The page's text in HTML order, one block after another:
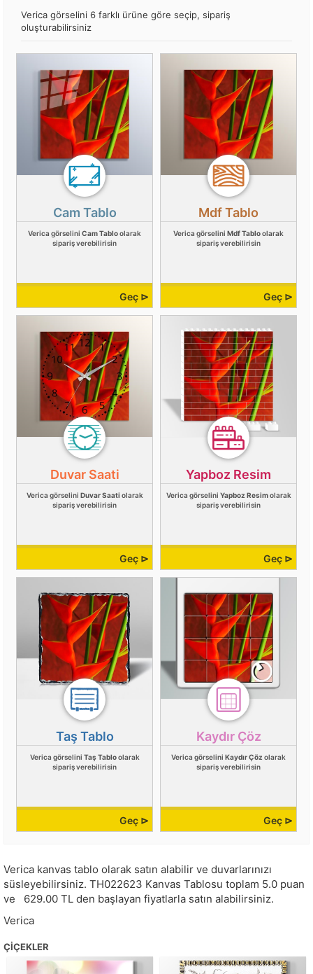
Verica görselini 6 farklı ürüne göre seçip, sipariş
oluşturabilirsiniz
Cam Tablo
Verica görselini Cam Tabloolarak
sipariş verebilirisin
Geç ⊳
Mdf Tablo
Verica görselini Mdf Tabloolarak
sipariş verebilirisin
Geç ⊳
Duvar Saati
Verica görselini Duvar Saati olarak
sipariş verebilirisin
Geç ⊳
Yapboz Resim
Verica görselini Yapboz Resimolarak
sipariş verebilirisin
Geç ⊳
Taş Tablo
Verica görselini Taş Tabloolarak
sipariş verebilirisin
Geç ⊳
Kaydır Çöz
Verica görselini Kaydır Çöz olarak
sipariş verebilirisin
Geç ⊳
Verica kanvas tablo olarak satın alabilir ve duvarlarınızı
süsleyebilirsiniz. TH022623 Kanvas Tablosu toplam 5.0 puan
ve
629.00 TL den başlayan fiyatlarla satın alabilirsiniz.
Verica
ÇIÇEKLER